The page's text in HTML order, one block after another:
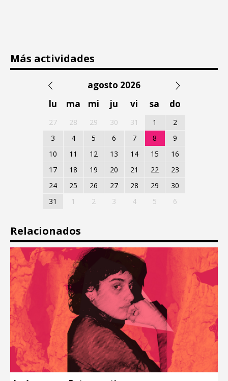
Más actividades
agosto 2026
lu
ma mi ju vi sa do
27 28 29 30 31 1
2
3
4 5 6 7 8
9
10
11 12 13 14 15
16
17
18 19 20 21 22
23
24
25 26 27 28 29
30
31
1 2 3 4 5 6
Relacionados